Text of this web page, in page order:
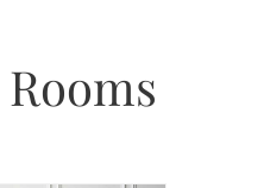
Rooms